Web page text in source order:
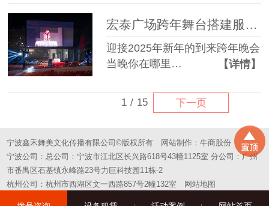
宏泰广场跨年舞台搭建服务成功案例
迎接2025年新年的到来跨年晚会
当晚你在哪里…
【详情】
1 / 15 下一页
宁波鑫禾舞美文化传播有限公司©版权所有 网站制作：牛商股份
宁波公司：总公司：宁波市江北区长兴路618号43幢1125室 分公司：广州
市番禺区石基镇永峰路23号力巨科技园11栋-2
杭州公司：杭州市西湖区文一西路857号2幢132室
网站地图